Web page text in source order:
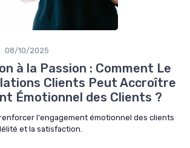
08/10/2025
à la Passion : Comment Le
Clients Peut Accroître
Émotionnel des Clients ?
l'engagement émotionnel des clients
et la satisfaction.